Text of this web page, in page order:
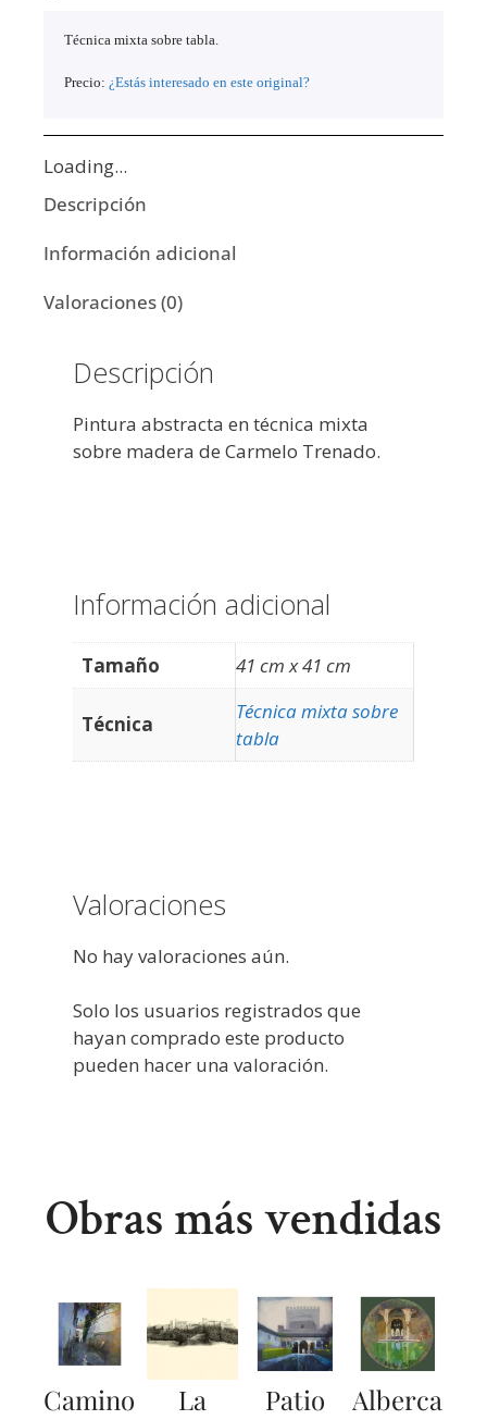
Técnica mixta sobre tabla.
Precio: ¿Estás interesado en este original?
Loading...
Descripción
Información adicional
Valoraciones (0)
Descripción
Pintura abstracta en técnica mixta
sobre madera de Carmelo Trenado.
Información adicional
Tamaño 41 cm x 41 cm
Técnica
Técnica mixta sobre
tabla
Valoraciones
No hay valoraciones aún.
Solo los usuarios registrados que
hayan comprado este producto
pueden hacer una valoración.
Obras más vendidas
Camino
La
Patio
Alberca